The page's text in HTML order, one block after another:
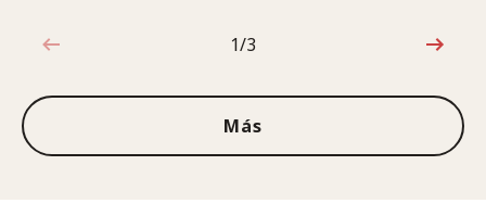
1de3
1/3
Más